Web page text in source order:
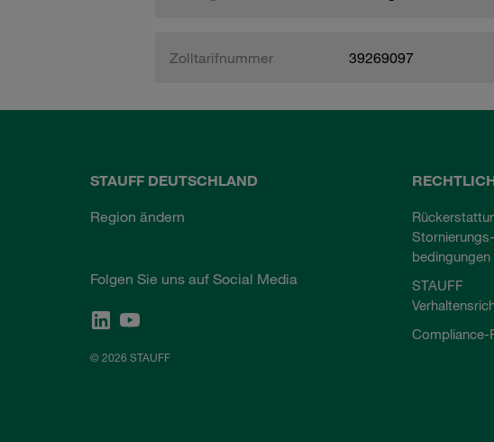
Zolltarifnummer 39269097
STAUFF DEUTSCHLAND
Region ändern
Folgen Sie uns auf Social Media
© 2026 STAUFF
Stornierungs-
bedingungen
STAUFF
Compliance-